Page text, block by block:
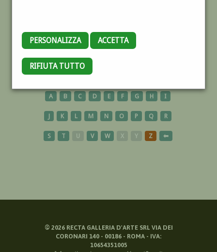
PERSONALIZZA ACCETTA
RIFIUTA TUTTO
AUSTRIA
A B C D E F G H I
J K L M N O P Q R
S T U V W X Y Z ⬅
© 2026RECTA GALLERIA D'ARTE SRL VIA DEI
CORONARI 140 - 00186 - ROMA - IVA:
10654351005